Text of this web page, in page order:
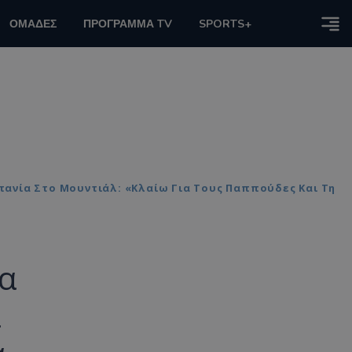
ΟΜΑΔΕΣ ΠΡΟΓΡΑΜΜΑ TV SPORTS+
Στο Μουντιάλ: «Κλαίω Για Τους Παππούδες Και Τη